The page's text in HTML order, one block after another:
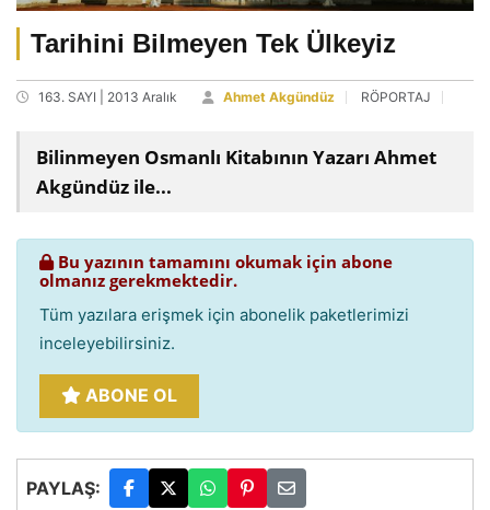
Tarihini Bilmeyen Tek Ülkeyiz
163. SAYI | 2013 Aralık Ahmet Akgündüz RÖPORTAJ
Bilinmeyen Osmanlı Kitabının Yazarı Ahmet
Akgündüz ile...
Bu yazının tamamını okumak için abone
olmanız gerekmektedir.
Tüm yazılara erişmek için abonelik paketlerimizi
inceleyebilirsiniz.
ABONE OL
PAYLAŞ: